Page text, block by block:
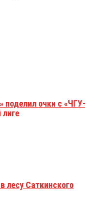
поделил очки с «ЧГУ-
Саткинского